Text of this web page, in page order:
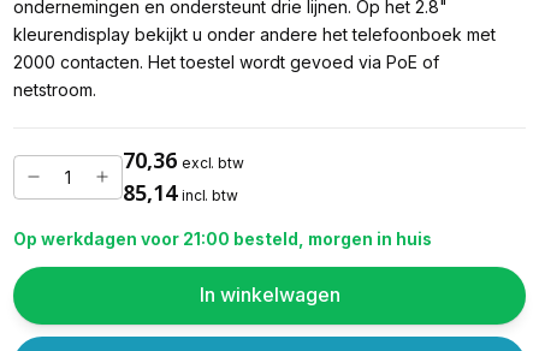
ondernemingen en ondersteunt drie lijnen. Op het 2.8"
kleurendisplay bekijkt u onder andere het telefoonboek met
2000 contacten. Het toestel wordt gevoed via PoE of
netstroom.
70,36 excl. btw
85,14 incl. btw
Op werkdagen voor 21:00 besteld, morgen in huis
In winkelwagen